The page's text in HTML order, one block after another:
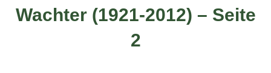
Wachter (1921-2012) – Seite
2